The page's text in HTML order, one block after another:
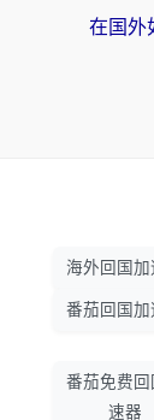
海外回国加
番茄回国加
番茄免费回
速器